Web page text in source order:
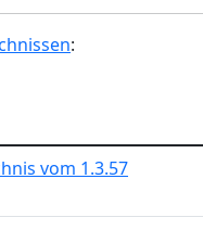
:
vom 1.3.57